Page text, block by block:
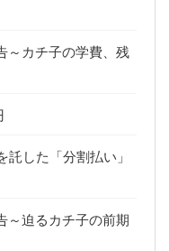
カチ子の学費、残
託した「分割払い」
迫るカチ子の前期